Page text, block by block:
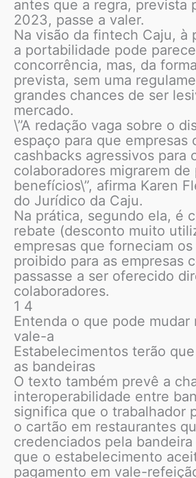
antes que a regra, prevista
2023, passe a valer.
Na visão da fintech Caju, à
a portabilidade pode
concorrência, mas, da
prevista, sem uma
grandes chances de ser
mercado.
\”A redação vaga sobre o
espaço para que empresas
cashbacks agressivos para
colaboradores migrarem de
benefícios\”, afirma Karen
do Jurídico da Caju.
Na prática, segundo ela, é
rebate (desconto muito
empresas que forneciam
proibido para as empresas
passasse a ser oferecido
colaboradores.
1 4
Entenda o que pode mudar
vale-a
Estabelecimentos terão
as bandeiras
O texto também prevê a
interoperabilidade entre
significa que o trabalhador
o cartão em restaurantes
credenciados pela
que o estabelecimento
pagamento em vale-